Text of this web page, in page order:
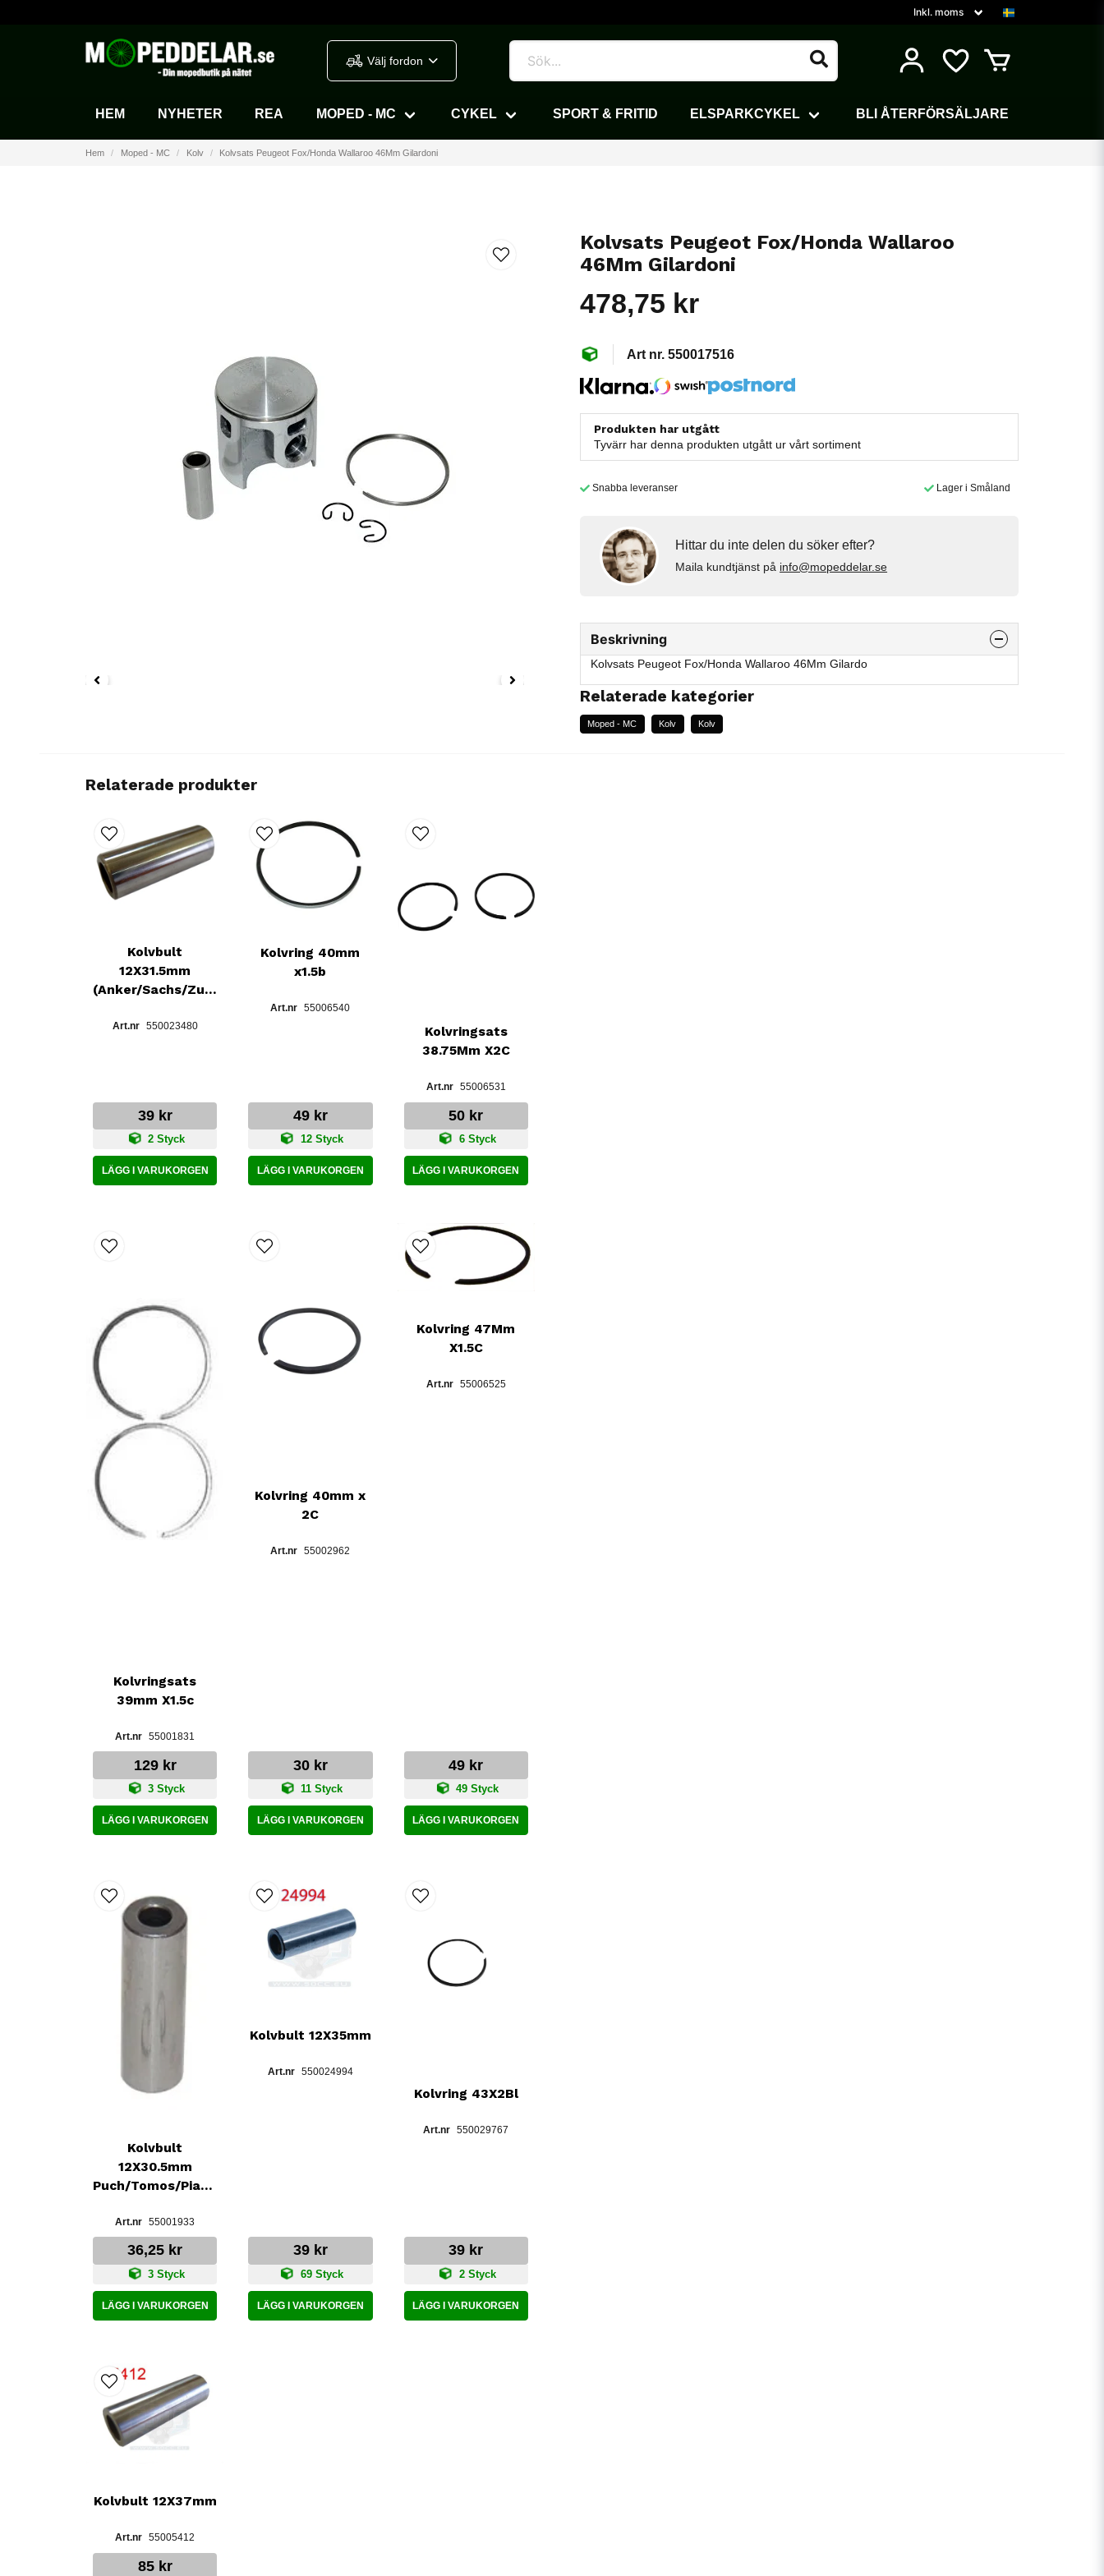
Välj fordon
HEM NYHETER REA MOPED - MC CYKEL SPORT & FRITID ELSPARKCYKEL BLI ÅTERFÖRSÄLJARE
Hem Moped - MC Kolv Kolvsats Peugeot Fox/Honda Wallaroo 46Mm Gilardoni
Kolvsats Peugeot Fox/Honda Wallaroo
46Mm Gilardoni
478,75 kr
550017516
Produkten har utgått
Tyvärr har denna produkten utgått ur vårt sortiment
Snabba leveranser Lager i Småland
Hittar du inte delen du söker efter?
Maila kundtjänst på info@mopeddelar.se
Beskrivning
Kolvsats Peugeot Fox/Honda Wallaroo 46Mm Gilardo
Relaterade kategorier
Moped - MC Kolv Kolv
Relaterade produkter
Kolvbult
12X31.5mm
(Anker/Sachs/Zundapp)
550023480
39 kr
2 Styck
LÄGG I VARUKORGEN
Kolvring 40mm
x1.5b
55006540
49 kr
12 Styck
LÄGG I VARUKORGEN
Kolvringsats
38.75Mm X2C
55006531
50 kr
6 Styck
LÄGG I VARUKORGEN
Kolvringsats
39mm X1.5c
55001831
129 kr
3 Styck
LÄGG I VARUKORGEN
Kolvring 40mm x
2C
55002962
30 kr
11 Styck
LÄGG I VARUKORGEN
Kolvring 47Mm
X1.5C
55006525
49 kr
49 Styck
LÄGG I VARUKORGEN
Kolvbult
12X30.5mm
Puch/Tomos/Piaggio/Zundapp
55001933
36,25 kr
3 Styck
LÄGG I VARUKORGEN
Kolvbult 12X35mm
550024994
39 kr
69 Styck
LÄGG I VARUKORGEN
Kolvring 43X2Bl
550029767
39 kr
2 Styck
LÄGG I VARUKORGEN
Kolvbult 12X37mm
55005412
85 kr